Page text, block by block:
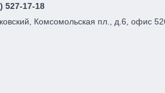
527-17-18
Комсомольская пл., д.6, офис